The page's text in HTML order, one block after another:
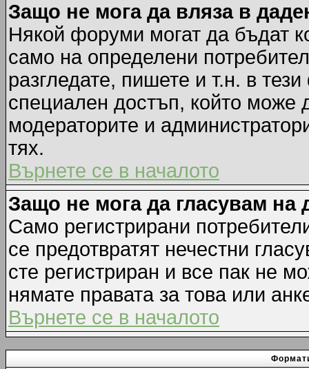
Защо не мога да вляза в
Някой форуми могат да бъдат
само на определени
разгледате, пишете и т.н. в
специален достъп, който може
модераторите и
тях.
Върнете се в началото
Защо не мога да гласувам на
Само регистрирани
се предотвратят нечестни
сте регистриран и все пак не
нямате правата за това или
Върнете се в началото